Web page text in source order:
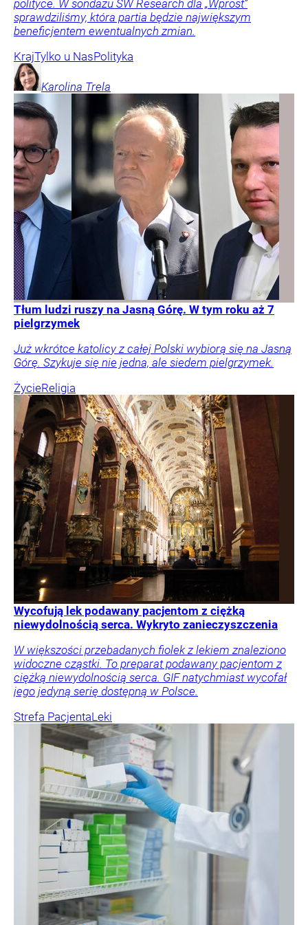
polityce. W sondażu SW Research dla „Wprost”
sprawdziliśmy, która partia będzie największym
beneficjentem ewentualnych zmian.
KrajTylko u NasPolityka
Karolina Trela
Tłum ludzi ruszy na Jasną Górę. W tym roku aż 7
pielgrzymek
Już wkrótce katolicy z całej Polski wybiorą się na Jasną
Górę. Szykuje się nie jedna, ale siedem pielgrzymek.
ŻycieReligia
Wycofują lek podawany pacjentom z ciężką
niewydolnością serca. Wykryto zanieczyszczenia
W większości przebadanych fiolek z lekiem znaleziono
widoczne cząstki. To preparat podawany pacjentom z
ciężką niewydolnością serca. GIF natychmiast wycofał
jego jedyną serię dostępną w Polsce.
Strefa PacjentaLeki